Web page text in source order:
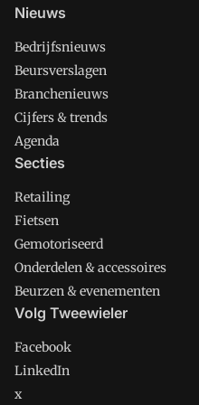
Nieuws
Bedrijfsnieuws
Beursverslagen
Branchenieuws
Cijfers & trends
Agenda
Secties
Retailing
Fietsen
Gemotoriseerd
Onderdelen & accessoires
Beurzen & evenementen
Volg Tweewieler
Facebook
LinkedIn
x